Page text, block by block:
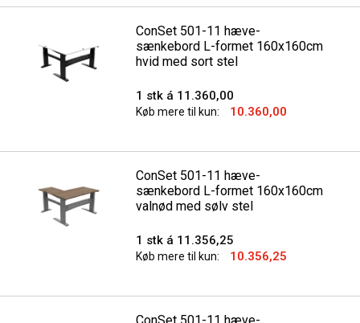
ConSet 501-11 hæve-
sænkebord L-formet 160x160cm
hvid med sort stel
1 stk á 11.360,00
Køb mere til kun: 10.360,00
ConSet 501-11 hæve-
sænkebord L-formet 160x160cm
valnød med sølv stel
1 stk á 11.356,25
Køb mere til kun: 10.356,25